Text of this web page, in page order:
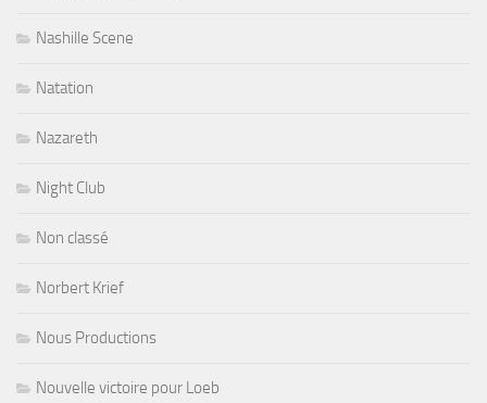
Nashille Scene
Natation
Nazareth
Night Club
Non classé
Norbert Krief
Nous Productions
Nouvelle victoire pour Loeb